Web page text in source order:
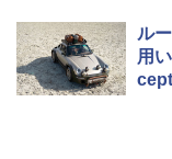
ル
用
cept